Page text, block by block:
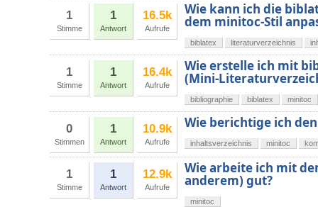
1
Stimme
1
Antwort
16.5k
Aufrufe
Wie kann ich die
dem minitoc-Stil
biblatex literaturverzeichnis
1
Stimme
1
Antwort
16.4k
Aufrufe
Wie erstelle ich mit
(Mini-
bibliographie biblatex minitoc
0
Stimmen
1
Antwort
10.9k
Aufrufe
Wie berichtige ich
inhaltsverzeichnis minitoc
1
Stimme
1
Antwort
12.9k
Aufrufe
Wie arbeite ich mit
anderem) gut?
minitoc